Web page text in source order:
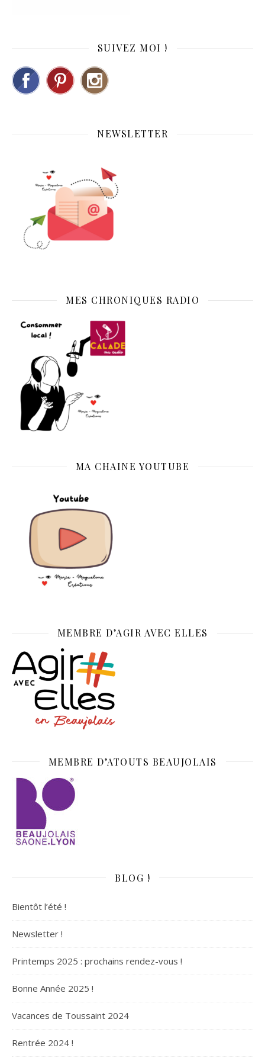
SUIVEZ MOI !
NEWSLETTER
MES CHRONIQUES RADIO
MA CHAINE YOUTUBE
MEMBRE D’AGIR AVEC ELLES
MEMBRE D’ATOUTS BEAUJOLAIS
BLOG !
Bientôt l’été !
Newsletter !
Printemps 2025 : prochains rendez-vous !
Bonne Année 2025 !
Vacances de Toussaint 2024
Rentrée 2024 !